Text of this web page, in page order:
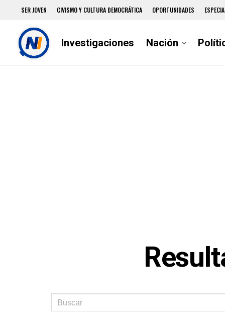
SER JOVEN CIVISMO Y CULTURA DEMOCRÁTICA OPORTUNIDADES
Investigaciones Nación